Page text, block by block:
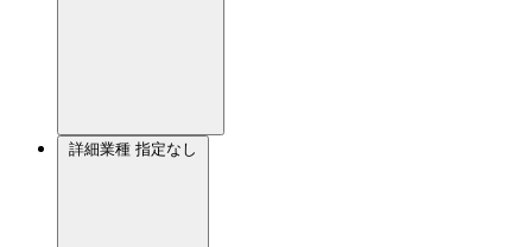
詳細業種 指定なし